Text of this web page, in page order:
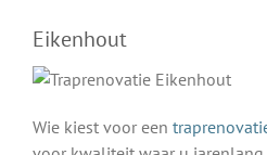
Eikenhout
Wie kiest voor een